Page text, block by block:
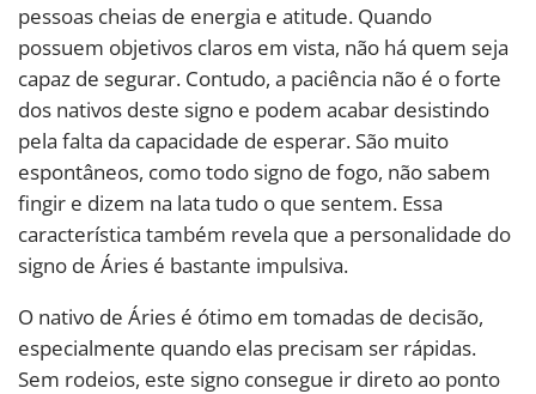
pessoas cheias de energia e atitude. Quando
possuem objetivos claros em vista, não há quem seja
capaz de segurar. Contudo, a paciência não é o forte
dos nativos deste signo e podem acabar desistindo
pela falta da capacidade de esperar. São muito
espontâneos, como todo signo de fogo, não sabem
fingir e dizem na lata tudo o que sentem. Essa
característica também revela que a personalidade do
signo de Áries é bastante impulsiva.
O nativo de Áries é ótimo em tomadas de decisão,
especialmente quando elas precisam ser rápidas.
Sem rodeios, este signo consegue ir direto ao ponto